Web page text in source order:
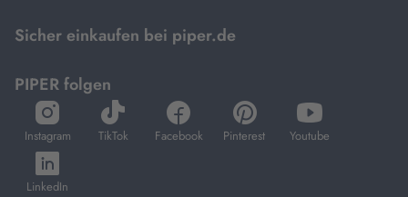
Sicher einkaufen bei piper.de
PIPER folgen
Instagram
öffnet
in
neuem
Tab
TikTok
öffnet
in
Facebook
öffnet
in
Pinterest
öffnet
in
Youtube
öffnet
in
LinkedIn
öffnet
in